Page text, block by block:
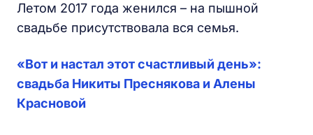
Летом 2017 года женился – на пышной
свадьбе присутствовала вся семья.
«Вот и настал этот счастливый день»:
свадьба Никиты Преснякова и Алены
Красновой